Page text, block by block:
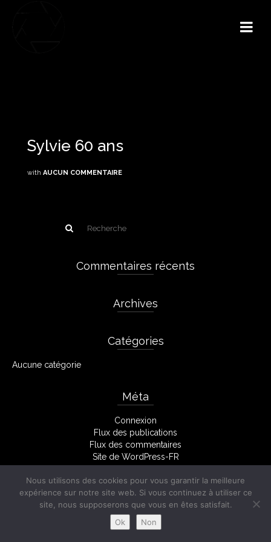
Sylvie 60 ans
with AUCUN COMMENTAIRE
Commentaires récents
Archives
Catégories
Aucune catégorie
Méta
Connexion
Flux des publications
Flux des commentaires
Site de WordPress-FR
Facebook
Nous utilisons des cookies pour vous garantir la meilleure
expérience sur notre site web. Si vous continuez à utiliser ce
site, nous supposerons que vous en êtes satisfait.
Ok
Non